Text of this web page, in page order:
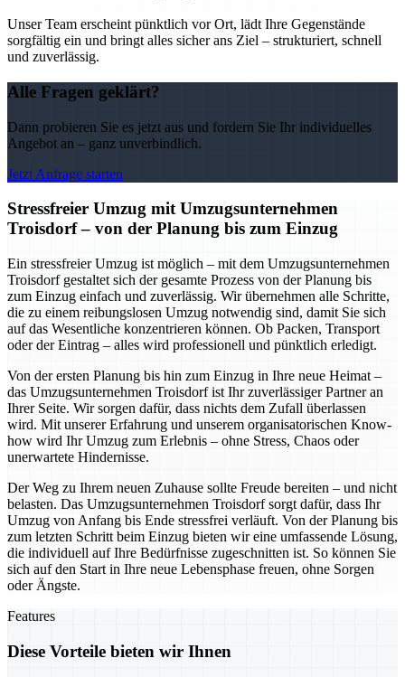
Unser Team erscheint pünktlich vor Ort, lädt Ihre Gegenstände
sorgfältig ein und bringt alles sicher ans Ziel – strukturiert, schnell
und zuverlässig.
Alle Fragen geklärt?
Dann probieren Sie es jetzt aus und fordern Sie Ihr individuelles
Angebot an – ganz unverbindlich.
Jetzt Anfrage starten
Stressfreier Umzug mit Umzugsunternehmen
Troisdorf – von der Planung bis zum Einzug
Ein stressfreier Umzug ist möglich – mit dem Umzugsunternehmen
Troisdorf gestaltet sich der gesamte Prozess von der Planung bis
zum Einzug einfach und zuverlässig. Wir übernehmen alle Schritte,
die zu einem reibungslosen Umzug notwendig sind, damit Sie sich
auf das Wesentliche konzentrieren können. Ob Packen, Transport
oder der Eintrag – alles wird professionell und pünktlich erledigt.
Von der ersten Planung bis hin zum Einzug in Ihre neue Heimat –
das Umzugsunternehmen Troisdorf ist Ihr zuverlässiger Partner an
Ihrer Seite. Wir sorgen dafür, dass nichts dem Zufall überlassen
wird. Mit unserer Erfahrung und unserem organisatorischen Know-
how wird Ihr Umzug zum Erlebnis – ohne Stress, Chaos oder
unerwartete Hindernisse.
Der Weg zu Ihrem neuen Zuhause sollte Freude bereiten – und nicht
belasten. Das Umzugsunternehmen Troisdorf sorgt dafür, dass Ihr
Umzug von Anfang bis Ende stressfrei verläuft. Von der Planung bis
zum letzten Schritt beim Einzug bieten wir eine umfassende Lösung,
die individuell auf Ihre Bedürfnisse zugeschnitten ist. So können Sie
sich auf den Start in Ihre neue Lebensphase freuen, ohne Sorgen
oder Ängste.
Features
Diese Vorteile bieten wir Ihnen